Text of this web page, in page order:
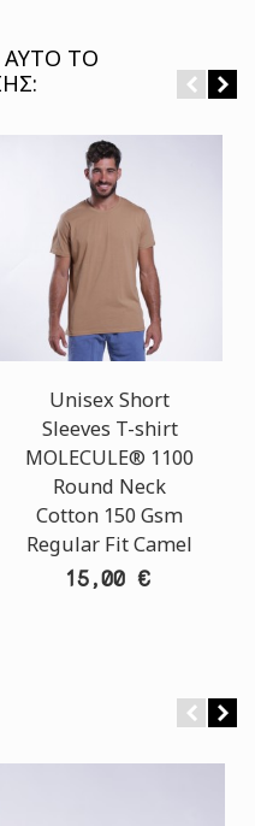
ΑΥΤΌ ΤΟ
Unisex Short
Sleeves T-shirt
MOLECULE® 1100
Round Neck
Cotton 150 Gsm
Regular Fit Camel
15,00 €